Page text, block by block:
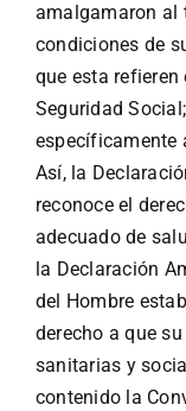
amalgamaron al
condiciones de
que esta
Seguridad
específicamente
Así, la
reconoce el
adecuado de
la Declaración
del Hombre
derecho a que
sanitarias y
contenido la